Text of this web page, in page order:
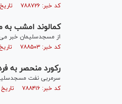
کد خبر: ۷۸۸۷۲۶ تاریخ انتشار : ۱۴۰۰/۱۰/۲۲
کمالوند امشب به
از مسجدسلیمان خبر
کد خبر: ۷۸۸۵۰۳ تاریخ انتشار : ۱۴۰۰/۱۰/۲۱
رکورد منحصر به فرد
سرمربی نفت
کد خبر: ۷۸۸۴۱۶ تاریخ انتشار : ۱۴۰۰/۱۰/۲۸